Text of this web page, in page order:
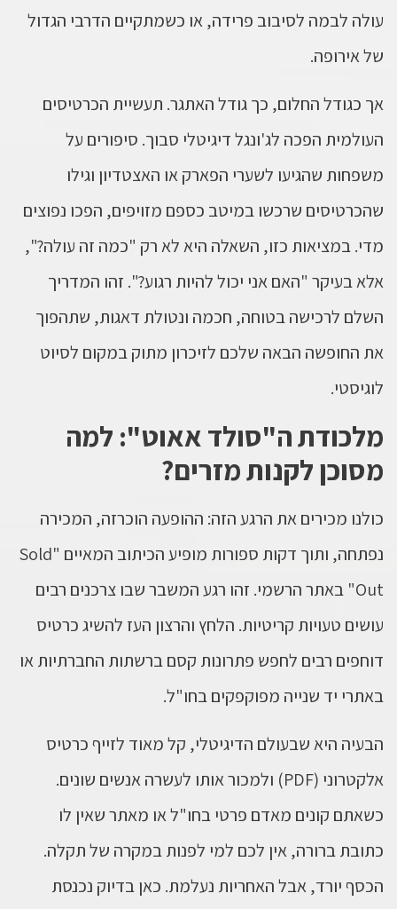
עולה לבמה לסיבוב פרידה, או כשמתקיים הדרבי הגדול
של אירופה.
אך כגודל החלום, כך גודל האתגר. תעשיית הכרטיסים
העולמית הפכה לג'ונגל דיגיטלי סבוך. סיפורים על
משפחות שהגיעו לשערי הפארק או האצטדיון וגילו
שהכרטיסים שרכשו במיטב כספם מזויפים, הפכו נפוצים
מדי. במציאות כזו, השאלה היא לא רק "כמה זה עולה?",
אלא בעיקר "האם אני יכול להיות רגוע?". זהו המדריך
השלם לרכישה בטוחה, חכמה ונטולת דאגות, שתהפוך
את החופשה הבאה שלכם לזיכרון מתוק במקום לסיוט
לוגיסטי.
מלכודת ה"סולד אאוט": למה
מסוכן לקנות מזרים?
כולנו מכירים את הרגע הזה: ההופעה הוכרזה, המכירה
נפתחה, ותוך דקות ספורות מופיע הכיתוב המאיים "Sold
Out" באתר הרשמי. זהו רגע המשבר שבו צרכנים רבים
עושים טעויות קריטיות. הלחץ והרצון העז להשיג כרטיס
דוחפים רבים לחפש פתרונות קסם ברשתות החברתיות או
באתרי יד שנייה מפוקפקים בחו"ל.
הבעיה היא שבעולם הדיגיטלי, קל מאוד לזייף כרטיס
אלקטרוני (PDF) ולמכור אותו לעשרה אנשים שונים.
כשאתם קונים מאדם פרטי בחו"ל או מאתר שאין לו
כתובת ברורה, אין לכם למי לפנות במקרה של תקלה.
הכסף יורד, אבל האחריות נעלמת. כאן בדיוק נכנסת